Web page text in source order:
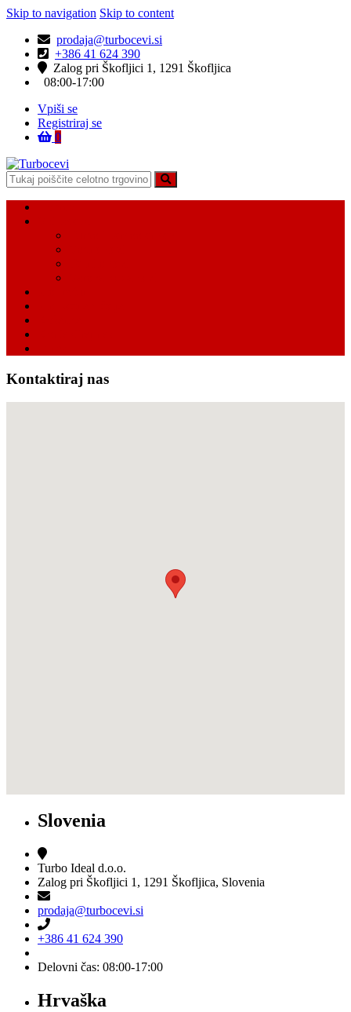
Skip to navigation Skip to content
prodaja@turbocevi.si
+386 41 624 390
Zalog pri Škofljici 1, 1291 Škofljica
08:00-17:00
Vpiši se
Registriraj se
0
Turbocevi
Turbo ideal – turbo cevi
Kontaktiraj nas
Slovenia
Turbo Ideal d.o.o.
Zalog pri Škofljici 1, 1291 Škofljica, Slovenia
prodaja@turbocevi.si
+386 41 624 390
Delovni čas: 08:00-17:00
Hrvaška